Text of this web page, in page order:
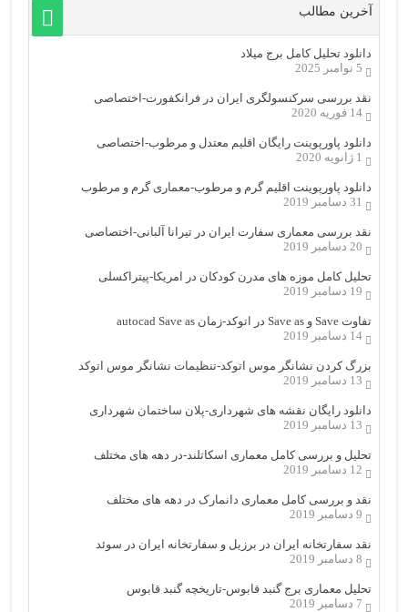
آخرین مطالب
دانلود تحلیل کامل برج میلاد
5 نوامبر 2025
نقد بررسی سرکنسولگری ایران در فرانکفورت-اختصاصی
14 فوریه 2020
دانلود پاورپوینت رایگان اقلیم معتدل و مرطوب-اختصاصی
1 ژانویه 2020
دانلود پاورپوینت اقلیم گرم و مرطوب-معماری گرم و مرطوب
31 دسامبر 2019
نقد بررسی معماری سفارت ایران در تیرانا آلبانی-اختصاصی
20 دسامبر 2019
تحلیل کامل موزه های مدرن کودکان در امریکا-پیتراکسلی
19 دسامبر 2019
تفاوت Save و Save as در اتوکد-زمان autocad Save as
14 دسامبر 2019
بزرگ کردن نشانگر موس اتوکد-تنظیمات نشانگر موس اتوکد
13 دسامبر 2019
دانلود رایگان نقشه های شهرداری-پلان ساختمان شهرداری
13 دسامبر 2019
تحلیل و بررسی کامل معماری اسکاتلند-در دهه های مختلف
12 دسامبر 2019
نقد و بررسی کامل معماری دانمارک در دهه های مختلف
9 دسامبر 2019
نقد سفارتخانه ایران در برزیل و سفارتخانه ایران در سوئد
8 دسامبر 2019
تحلیل معماری برج گنبد قابوس-تاریخچه گنبد قابوس
7 دسامبر 2019